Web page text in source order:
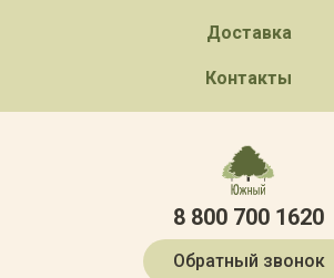
Доставка
Контакты
8 800 700 1620
Обратный звонок